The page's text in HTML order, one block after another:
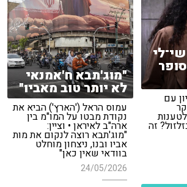
עם
לטענות
זה
"מוג'תבא ח'אמנאי
לא יותר טוב מאביו"
עמוס הראל ('הארץ') הביא את
נקודת מבטו על המו"מ בין
ארה"ב לאיראן • וציין:
"מוג'תבא רוצה לנקום את מות
אביו ובנו, ניצחון מוחלט
בוודאי שאין כאן"
24/05/2026